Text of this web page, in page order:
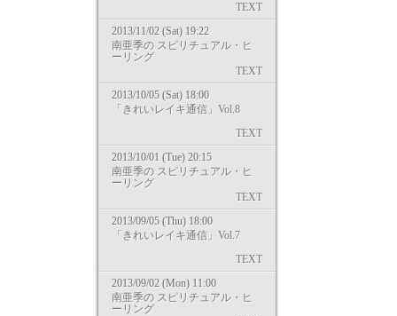
TEXT
2013/11/02 (Sat) 19:22
南亜季の スピリチュアル・ヒ
ーリング
TEXT
2013/10/05 (Sat) 18:00
「きれいレイキ通信」Vol.8
TEXT
2013/10/01 (Tue) 20:15
南亜季の スピリチュアル・ヒ
ーリング
TEXT
2013/09/05 (Thu) 18:00
「きれいレイキ通信」Vol.7
TEXT
2013/09/02 (Mon) 11:00
南亜季の スピリチュアル・ヒ
ーリング